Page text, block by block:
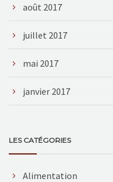
août 2017
juillet 2017
mai 2017
janvier 2017
LES CATÉGORIES
Alimentation